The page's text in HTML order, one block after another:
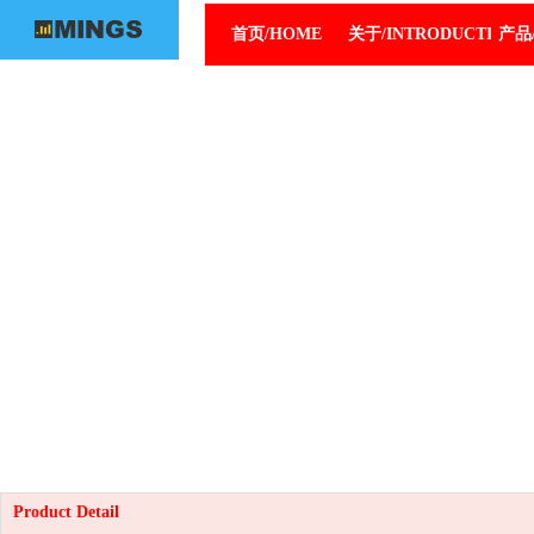
首页/HOME 关于/INTRODUCTION
产
Product Detail